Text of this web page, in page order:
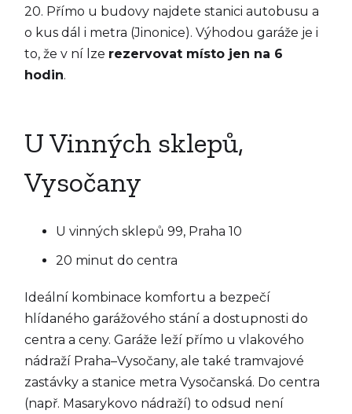
20. Přímo u budovy najdete stanici autobusu a
o kus dál i metra (Jinonice). Výhodou garáže je i
to, že v ní lze rezervovat místo jen na 6
hodin.
U Vinných sklepů,
Vysočany
U vinných sklepů 99, Praha 10
20 minut do centra
Ideální kombinace komfortu a bezpečí
hlídaného garážového stání a dostupnosti do
centra a ceny. Garáže leží přímo u vlakového
nádraží Praha–Vysočany, ale také tramvajové
zastávky a stanice metra Vysočanská. Do centra
(např. Masarykovo nádraží) to odsud není